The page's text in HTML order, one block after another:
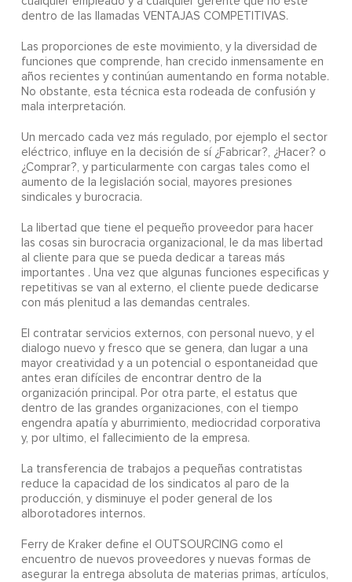
dentro de las llamadas VENTAJAS COMPETITIVAS.
Las proporciones de este movimiento, y la diversidad de
funciones que comprende, han crecido inmensamente en
años recientes y continúan aumentando en forma notable.
No obstante, esta técnica esta rodeada de confusión y
mala interpretación.
Un mercado cada vez más regulado, por ejemplo el sector
eléctrico, influye en la decisión de sí ¿Fabricar?, ¿Hacer? o
¿Comprar?, y particularmente con cargas tales como el
aumento de la legislación social, mayores presiones
sindicales y burocracia.
La libertad que tiene el pequeño proveedor para hacer
las cosas sin burocracia organizacional, le da mas libertad
al cliente para que se pueda dedicar a tareas más
importantes . Una vez que algunas funciones especificas y
repetitivas se van al externo, el cliente puede dedicarse
con más plenitud a las demandas centrales.
El contratar servicios externos, con personal nuevo, y el
dialogo nuevo y fresco que se genera, dan lugar a una
mayor creatividad y a un potencial o espontaneidad que
antes eran difíciles de encontrar dentro de la
organización principal. Por otra parte, el estatus que
dentro de las grandes organizaciones, con el tiempo
engendra apatía y aburrimiento, mediocridad corporativa
y, por ultimo, el fallecimiento de la empresa.
La transferencia de trabajos a pequeñas contratistas
reduce la capacidad de los sindicatos al paro de la
producción, y disminuye el poder general de los
alborotadores internos.
Ferry de Kraker define el OUTSOURCING como el
encuentro de nuevos proveedores y nuevas formas de
asegurar la entrega absoluta de materias primas, artículos,